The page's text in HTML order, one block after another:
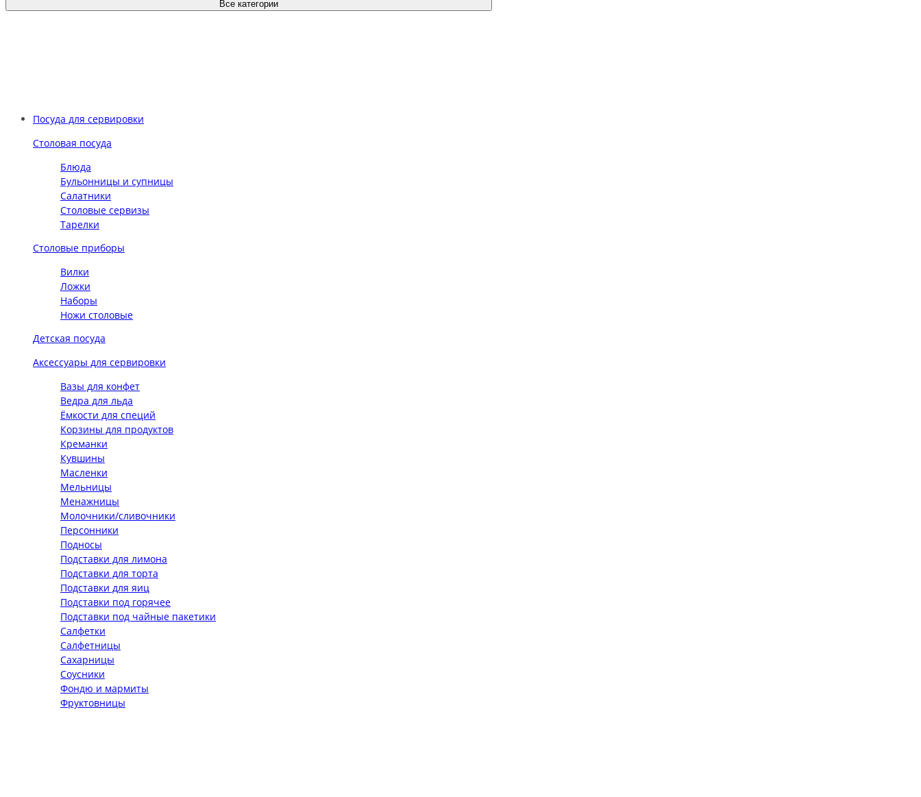
Все категории
Посуда для сервировки
Столовая посуда
Блюда
Бульонницы и супницы
Салатники
Столовые сервизы
Тарелки
Столовые приборы
Вилки
Ложки
Наборы
Ножи столовые
Детская посуда
Аксессуары для сервировки
Вазы для конфет
Ведра для льда
Ёмкости для специй
Корзины для продуктов
Креманки
Кувшины
Масленки
Мельницы
Менажницы
Молочники/сливочники
Персонники
Подносы
Подставки для лимона
Подставки для торта
Подставки для яиц
Подставки под горячее
Подставки под чайные пакетики
Салфетки
Салфетницы
Сахарницы
Соусники
Фондю и мармиты
Фруктовницы